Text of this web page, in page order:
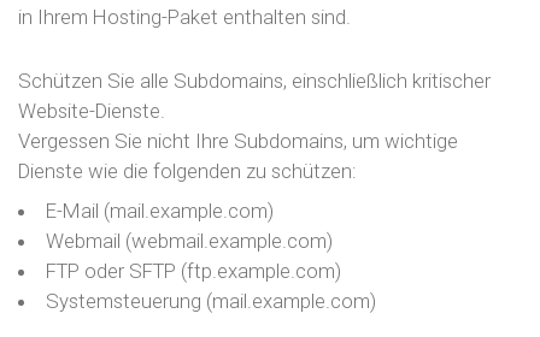
in Ihrem Hosting-Paket enthalten sind.
Schützen Sie alle Subdomains, einschließlich kritischer
Website-Dienste.
Vergessen Sie nicht Ihre Subdomains, um wichtige
Dienste wie die folgenden zu schützen:
E-Mail (mail.example.com)
Webmail (webmail.example.com)
FTP oder SFTP (ftp.example.com)
Systemsteuerung (mail.example.com)